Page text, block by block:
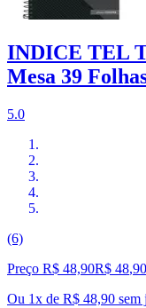
INDICE TEL
Mesa 39
5.0
(6)
Preço R$ 48,90R$ 48,90
Ou 1x de R$ 48,90 sem